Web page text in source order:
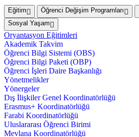
Eğitim Öğrenci Değişim Programları
Sosyal Yaşam
Oryantasyon Eğitimleri
Akademik Takvim
Öğrenci Bilgi Sistemi (OBS)
Öğrenci Bilgi Paketi (OBP)
Öğrenci İşleri Daire Başkanlığı
Yönetmelikler
Yönergeler
Dış İlişkiler Genel Koordinatörlüğü
Erasmus+ Koordinatörlüğü
Farabi Koordinatörlüğü
Uluslararası Öğrenci Birimi
Mevlana Koordinatörlüğü